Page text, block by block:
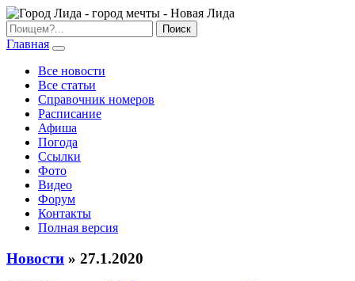
Главная
Все новости
Все статьи
Справочник номеров
Расписание
Афиша
Погода
Ссылки
Фото
Видео
Форум
Контакты
Полная версия
Новости » 27.1.2020